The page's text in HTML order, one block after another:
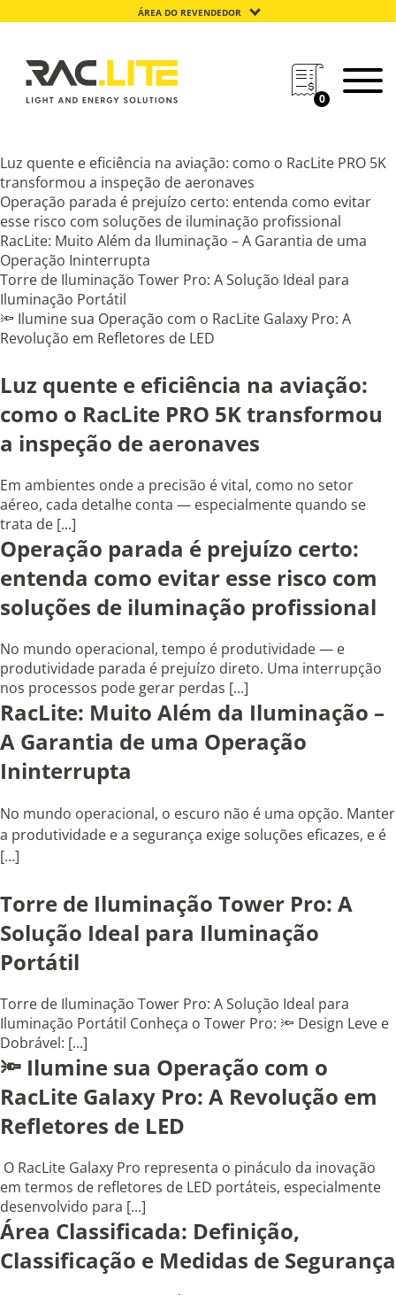
ÁREA DO REVENDEDOR
0
Luz quente e eficiência na aviação: como o RacLite PRO 5K
transformou a inspeção de aeronaves
Operação parada é prejuízo certo: entenda como evitar
esse risco com soluções de iluminação profissional
RacLite: Muito Além da Iluminação – A Garantia de uma
Operação Ininterrupta
Torre de Iluminação Tower Pro: A Solução Ideal para
Iluminação Portátil
🔦 Ilumine sua Operação com o RacLite Galaxy Pro: A
Revolução em Refletores de LED
Luz quente e eficiência na aviação:
como o RacLite PRO 5K transformou
a inspeção de aeronaves
Em ambientes onde a precisão é vital, como no setor
aéreo, cada detalhe conta — especialmente quando se
trata de [...]
Operação parada é prejuízo certo:
entenda como evitar esse risco com
soluções de iluminação profissional
No mundo operacional, tempo é produtividade — e
produtividade parada é prejuízo direto. Uma interrupção
nos processos pode gerar perdas [...]
RacLite: Muito Além da Iluminação –
A Garantia de uma Operação
Ininterrupta
No mundo operacional, o escuro não é uma opção. Manter
a produtividade e a segurança exige soluções eficazes, e é
[…]
Torre de Iluminação Tower Pro: A
Solução Ideal para Iluminação
Portátil
Torre de Iluminação Tower Pro: A Solução Ideal para
Iluminação Portátil Conheça o Tower Pro: 🔦 Design Leve e
Dobrável: [...]
🔦 Ilumine sua Operação com o
RacLite Galaxy Pro: A Revolução em
Refletores de LED
O RacLite Galaxy Pro representa o pináculo da inovação
em termos de refletores de LED portáteis, especialmente
desenvolvido para [...]
Área Classificada: Definição,
Classificação e Medidas de Segurança